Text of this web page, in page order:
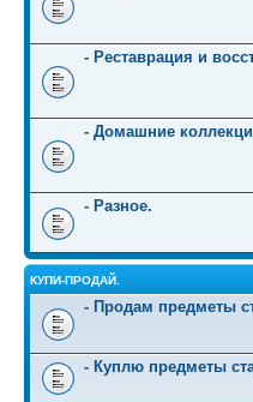
- Реставрация и
- Домашние
- Разное.
КУПИ-ПРОДАЙ.
- Продам предметы
- Куплю предметы